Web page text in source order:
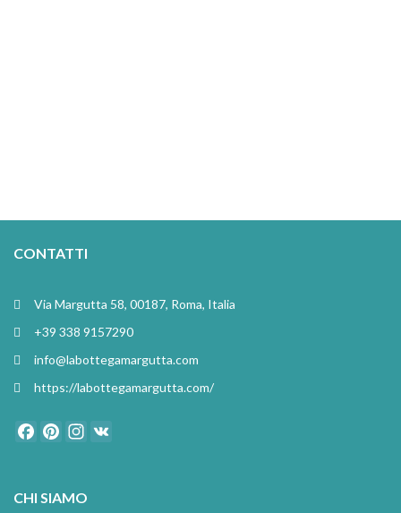
CONTATTI
Via Margutta 58, 00187, Roma, Italia
+39 338 9157290
info@labottegamargutta.com
https://labottegamargutta.com/
FacebookPinterestInstagram
CHI SIAMO